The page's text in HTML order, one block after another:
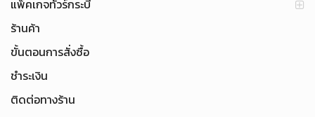
แพ็คเกจทัวร์กระบี่
ร้านค้า
ขั้นตอนการสั่งซื้อ
ชำระเงิน
ติดต่อทางร้าน